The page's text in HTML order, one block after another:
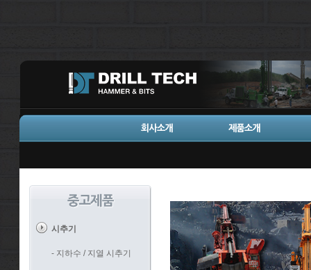
시추기
- 지하수 / 지열 시추기